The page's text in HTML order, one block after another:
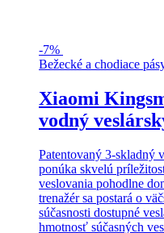
-7%
Bežecké a chodiace
Xiaomi
vodný
Patentovaný 3-skladný
ponúka skvelú
veslovania pohodlne
trenažér sa postará o
súčasnosti dostupné
hmotnosť súčasných